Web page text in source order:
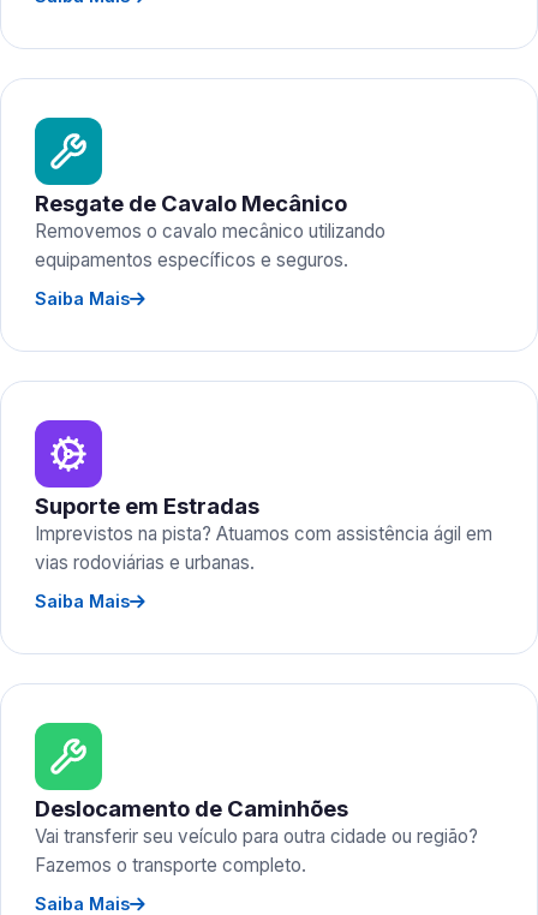
Resgate de Cavalo Mecânico
Removemos o cavalo mecânico utilizando
equipamentos específicos e seguros.
Saiba Mais
Suporte em Estradas
Imprevistos na pista? Atuamos com assistência ágil em
vias rodoviárias e urbanas.
Saiba Mais
Deslocamento de Caminhões
Vai transferir seu veículo para outra cidade ou região?
Fazemos o transporte completo.
Saiba Mais